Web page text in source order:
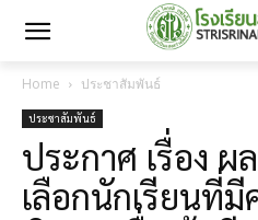
Home ประชาสัมพันธ์
ประชาสัมพันธ์
ประกาศ เรื่อง ผ
เลือกนักเรียนที่มี